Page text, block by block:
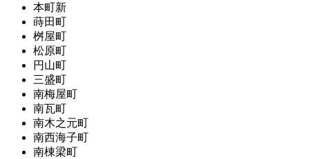
本町新
蒔田町
桝屋町
松原町
円山町
三盛町
南梅屋町
南瓦町
南木之元町
南西海子町
南棟梁町